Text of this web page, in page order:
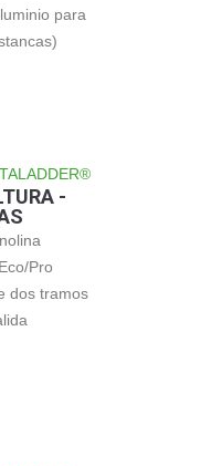
para
-
Pro
dos tramos